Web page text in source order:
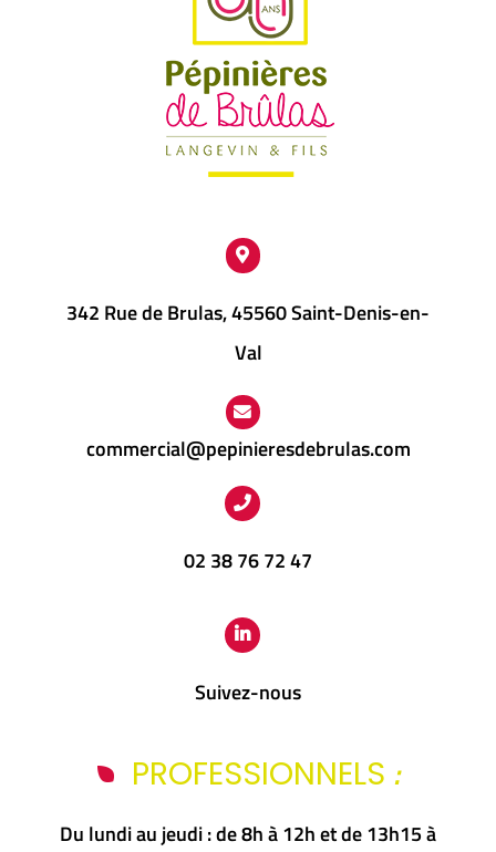
342 Rue de Brulas, 45560 Saint-Denis-en-
Val
commercial@pepinieresdebrulas.com
02 38 76 72 47
Suivez-nous
PROFESSIONNELS :
Du lundi au jeudi : de 8h à 12h et de 13h15 à